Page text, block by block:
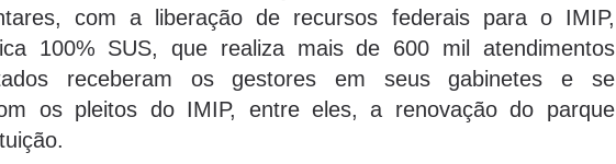
com a liberação de recursos federais para o IMIP,
100% SUS, que realiza mais de 600 mil atendimentos
receberam os gestores em seus gabinetes e se
os pleitos do IMIP, entre eles, a renovação do parque